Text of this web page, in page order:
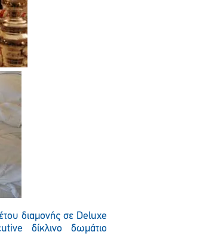
διαμονής σε Deluxe
δίκλινο δωμάτιο